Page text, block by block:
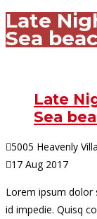
Late
Sea
Late
Sea
5005 Heavenly
17 Aug 2017
Lorem ipsum dolor
id impedie. Quisq